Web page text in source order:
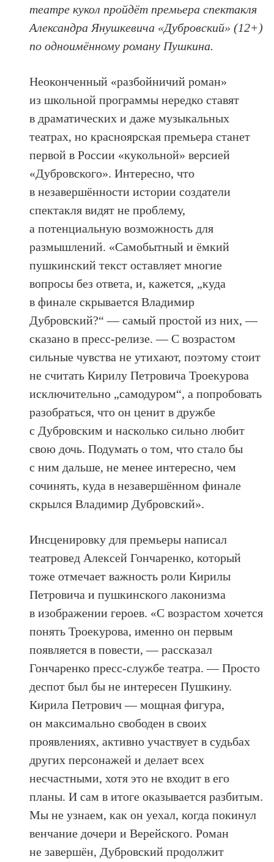
театре кукол пройдёт премьера спектакля
Александра Янушкевича «Дубровский» (12+)
по одноимённому роману Пушкина.
Неоконченный «разбойничий роман»
из школьной программы нередко ставят
в драматических и даже музыкальных
театрах, но красноярская премьера станет
первой в России «кукольной» версией
«Дубровского». Интересно, что
в незавершённости истории создатели
спектакля видят не проблему,
а потенциальную возможность для
размышлений. «Самобытный и ёмкий
пушкинский текст оставляет многие
вопросы без ответа, и, кажется, „куда
в финале скрывается Владимир
Дубровский?“ — самый простой из них, —
сказано в пресс-релизе. — С возрастом
сильные чувства не утихают, поэтому стоит
не считать Кирилу Петровича Троекурова
исключительно „самодуром“, а попробовать
разобраться, что он ценит в дружбе
с Дубровским и насколько сильно любит
свою дочь. Подумать о том, что стало бы
с ним дальше, не менее интересно, чем
сочинять, куда в незавершённом финале
скрылся Владимир Дубровский».
Инсценировку для премьеры написал
театровед Алексей Гончаренко, который
тоже отмечает важность роли Кирилы
Петровича и пушкинского лаконизма
в изображении героев. «С возрастом хочется
понять Троекурова, именно он первым
появляется в повести, — рассказал
Гончаренко пресс-службе театра. — Просто
деспот был бы не интересен Пушкину.
Кирила Петрович — мощная фигура,
он максимально свободен в своих
проявлениях, активно участвует в судьбах
других персонажей и делает всех
несчастными, хотя это не входит в его
планы. И сам в итоге оказывается разбитым.
Мы не узнаем, как он уехал, когда покинул
венчание дочери и Верейского. Роман
не завершён, Дубровский продолжит